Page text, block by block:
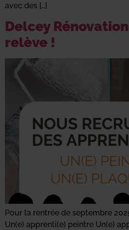
avec des […]
Delcey
relève !
Pour la rentrée de septembre
Un(e) apprenti(e) peintre Un(e)